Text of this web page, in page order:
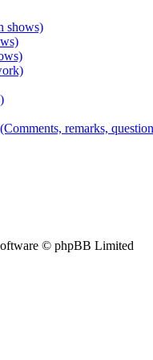
shows)
remarks,
© phpBB Limited